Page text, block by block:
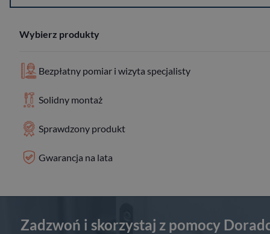
Wybierz produkty
Bezpłatny pomiar i wizyta specjalisty
Solidny montaż
Sprawdzony produkt
Gwarancja na lata
Zadzwoń i skorzystaj z pomocy